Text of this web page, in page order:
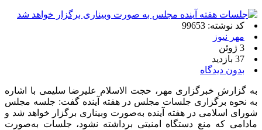
کد نوشته: 99653
مهر نیوز
3 ژوئن
37 بازدید
بدون دیدگاه
به گزارش خبرگزاری مهر، حجت الاسلام علیرضا سلیمی با اشاره
به نحوه برگزاری جلسات مجلس در هفته آینده گفت: جلسه مجلس
شورای اسلامی در هفته آینده به‌صورت وبیناری برگزار خواهد شد و
مادامی که منع دستگاه امنیتی برداشته نشود، جلسات به‌صورت